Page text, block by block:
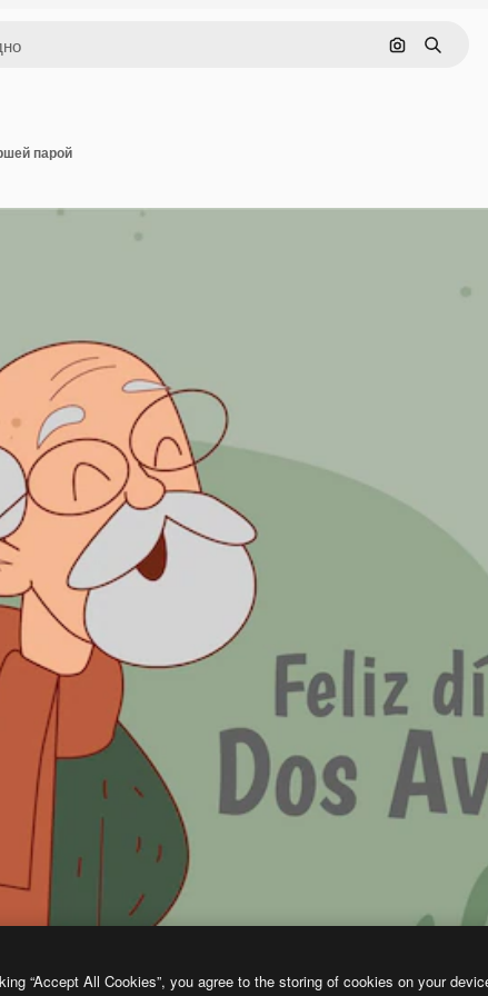
Поиск по
Поиск
парой
“Accept All Cookies”, you agree to the storing of cookies on your